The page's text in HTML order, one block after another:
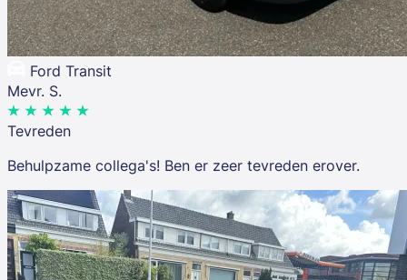
Ford Transit
Mevr. S.
Tevreden
Behulpzame collega's! Ben er zeer tevreden erover.